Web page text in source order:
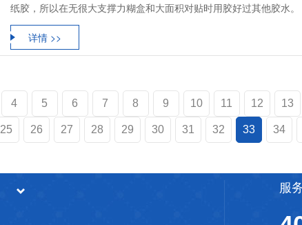
纸胶，所以在无很大支撑力糊盒和大面积对贴时用胶好过其他胶水。
详情 >>
4 5 6 7 8 9 10 11 12 13
25 26 27 28 29 30 31 32 33 34
服